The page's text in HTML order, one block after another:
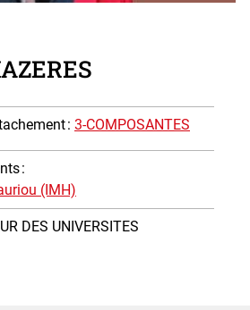
: 3-COMPOSANTES
:
(IMH)
DES UNIVERSITES